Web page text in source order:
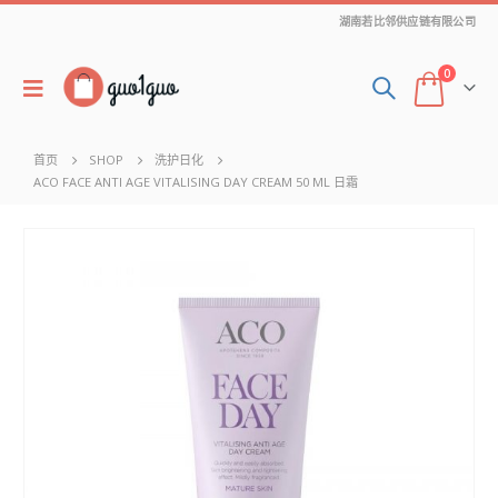
湖南若比邻供应链有限公司
0
首页 SHOP
洗护日化
ACO FACE ANTI AGE VITALISING DAY CREAM 50 ML 日霜